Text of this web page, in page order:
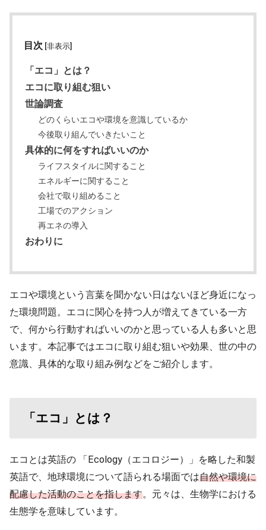
目次 [非表示]
「エコ」とは？
エコに取り組む狙い
世論調査
どのくらいエコや環境を意識しているか
今後取り組んでいきたいこと
具体的に何をすればいいのか
ライフスタイルに関すること
エネルギーに関すること
会社で取り組めること
工場でのアクション
再エネの導入
おわりに
エコや環境という言葉を聞かない日はないほど身近になっ
た環境問題。エコに関心を持つ人が増えてきている一方
で、何から行動すればいいのかと思っている人も多いと思
います。本記事ではエコに取り組む狙いや効果、世の中の
意識、具体的な取り組み例などをご紹介します。
「エコ」とは？
エコとは英語の 「Ecology（エコロジー）」を略した和製
英語で、地球環境について語られる場面では自然や環境に
配慮した活動のことを指します。元々は、生物学における
生態学を意味しています。